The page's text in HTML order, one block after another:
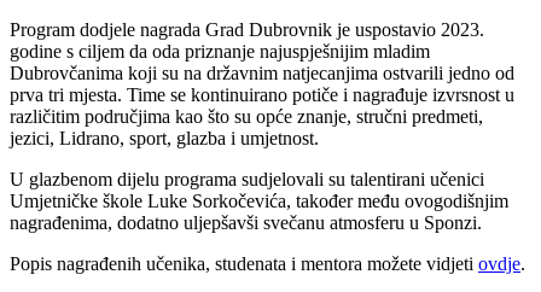
Program dodjele nagrada Grad Dubrovnik je uspostavio 2023.
godine s ciljem da oda priznanje najuspješnijim mladim
Dubrovčanima koji su na državnim natjecanjima ostvarili jedno od
prva tri mjesta. Time se kontinuirano potiče i nagrađuje izvrsnost u
različitim područjima kao što su opće znanje, stručni predmeti,
jezici, Lidrano, sport, glazba i umjetnost.
U glazbenom dijelu programa sudjelovali su talentirani učenici
Umjetničke škole Luke Sorkočevića, također među ovogodišnjim
nagrađenima, dodatno uljepšavši svečanu atmosferu u Sponzi.
Popis nagrađenih učenika, studenata i mentora možete vidjeti ovdje.